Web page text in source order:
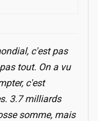
c'est pas
tout. On a vu
c'est
3.7 milliards
somme, mais